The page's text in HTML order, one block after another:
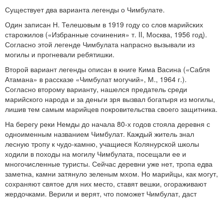
Существует два варианта легенды о Чимбулате.
Один записан Н. Телешовым в 1919 году со слов марийских
старожилов («Избранные сочинения» т. II, Москва, 1956 год).
Согласно этой легенде Чимбулата напрасно вызывали из
могилы и прогневали ребятишки.
Второй вариант легенды описан в книге Кима Васина («Сабля
Атамана» в рассказе «Чимбулат могучий», М., 1964 г.).
Согласно второму варианту, нашелся предатель среди
марийского народа и за деньги зря вызвал богатыря из могилы,
лишив тем самым марийцев покровительства своего защитника.
На берегу реки Немды до начала 80-х годов стояла деревня с
одноименным названием Чимбулат. Каждый житель знал
лесную тропу к чудо-камню, учащиеся Колянурской школы
ходили в походы на могилу Чимбулата, посещали ее и
многочисленные туристы. Сейчас деревни уже нет, тропа едва
заметна, камни затянуло зеленым мхом. Но марийцы, как могут,
сохраняют святое для них место, ставят вешки, огораживают
жердочками. Верили и верят, что поможет Чимбулат, даст